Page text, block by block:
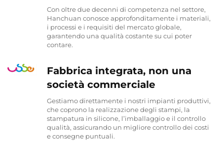
Con oltre due decenni di competenza nel settore,
Hanchuan conosce approfonditamente i materiali,
i processi e i requisiti del mercato globale,
garantendo una qualità costante su cui poter
contare.
Fabbrica integrata, non una
società commerciale
Gestiamo direttamente i nostri impianti produttivi,
che coprono la realizzazione degli stampi, la
stampatura in silicone, l’imballaggio e il controllo
qualità, assicurando un migliore controllo dei costi
e consegne puntuali.